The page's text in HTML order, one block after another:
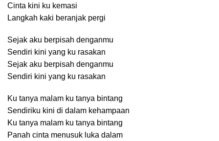
Cinta kini ku kemasi
Langkah kaki beranjak pergi
Sejak aku berpisah denganmu
Sendiri kini yang ku rasakan
Sejak aku berpisah denganmu
Sendiri kini yang ku rasakan
Ku tanya malam ku tanya bintang
Sendiriku kini di dalam kehampaan
Ku tanya malam ku tanya bintang
Panah cinta menusuk luka dalam